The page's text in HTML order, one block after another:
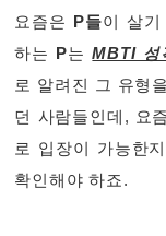
요즘은 P들이 살
하는
P는MBTI 성
로 알려진 그 유형
던 사람들인데, 요
로 입장이 가능한
확인해야 하죠.